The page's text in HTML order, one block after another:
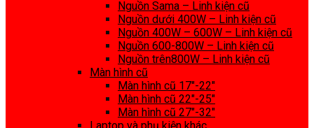
Nguồn Sama – Linh kiện cũ
Nguồn dưới 400W – Linh kiện cũ
Nguồn 400W – 600W – Linh kiện cũ
Nguồn 600-800W – Linh kiện cũ
Nguồn trên800W – Linh kiện cũ
Màn hình cũ
Màn hình cũ 17″-22″
Màn hình cũ 22″-25″
Màn hình cũ 27″-32″